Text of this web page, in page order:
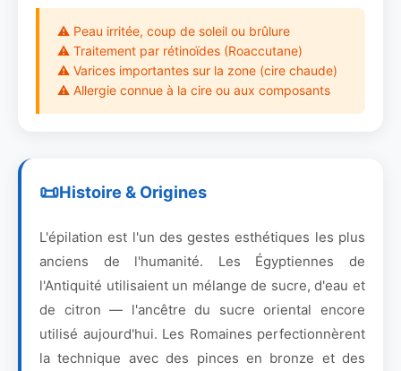
⚠ Peau irritée, coup de soleil ou brûlure
⚠ Traitement par rétinoïdes (Roaccutane)
⚠ Varices importantes sur la zone (cire chaude)
⚠ Allergie connue à la cire ou aux composants
Histoire & Origines
L'épilation est l'un des gestes esthétiques les plus
anciens de l'humanité. Les Égyptiennes de
l'Antiquité utilisaient un mélange de sucre, d'eau et
de citron — l'ancêtre du sucre oriental encore
utilisé aujourd'hui. Les Romaines perfectionnèrent
la technique avec des pinces en bronze et des